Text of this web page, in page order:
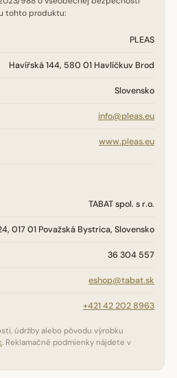
tohto produktu:
PLEAS
Havířská 144, 580 01 Havlíčkuv Brod
Slovensko
info@pleas.eu
www.pleas.eu
TABAT spol. s r.o.
017 01 Považská Bystrica, Slovensko
36 304 557
eshop@tabat.sk
+421 42 202 8963
údržby alebo pôvodu výrobku
. Reklamačné podmienky nájdete v